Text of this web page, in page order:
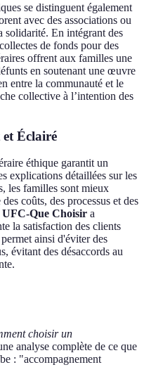
se distinguent également
avec des associations ou
En intégrant des
de fonds pour des
offrent aux familles une
en soutenant une œuvre
entre la communauté et le
collective à l’intention des
et Éclairé
éthique garantit un
explications détaillées sur les
les familles sont mieux
coûts, des processus et des
UFC-Que Choisir a
la satisfaction des clients
ainsi d'éviter des
évitant des désaccords au
choisir un
analyse complète de ce que
: "accompagnement